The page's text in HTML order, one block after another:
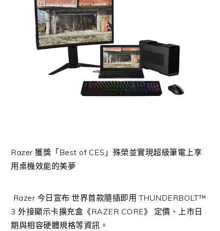
Razer 獲獎「Best of CES」殊榮並實現超級筆電上享
用桌機效能的美夢
Razer 今日宣布 世界首款隨插即用 THUNDERBOLT™
3 外接顯示卡擴充盒《RAZER CORE》 定價、上市日
期與相容硬體規格等資訊。